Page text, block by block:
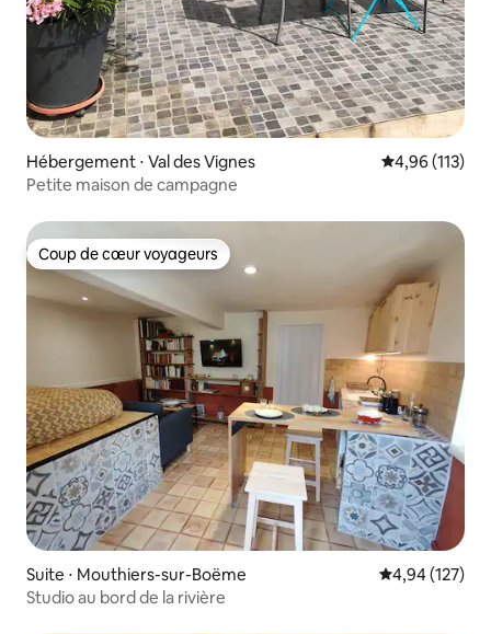
Hébergement ⋅ Val des Vignes Évaluation
4,96 (113)
Petite maison de campagne
Coup de cœur voyageurs
Coup de cœur voyageurs
Suite ⋅ Mouthiers-sur-Boëme Évaluation
4,94 (127)
Studio au bord de la rivière